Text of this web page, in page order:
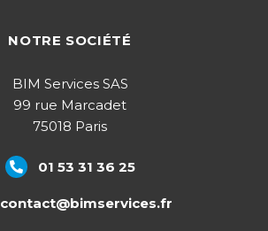
NOTRE SOCIÉTÉ
BIM Services SAS
99 rue Marcadet
75018 Paris
01 53 31 36 25
contact@bimservices.fr